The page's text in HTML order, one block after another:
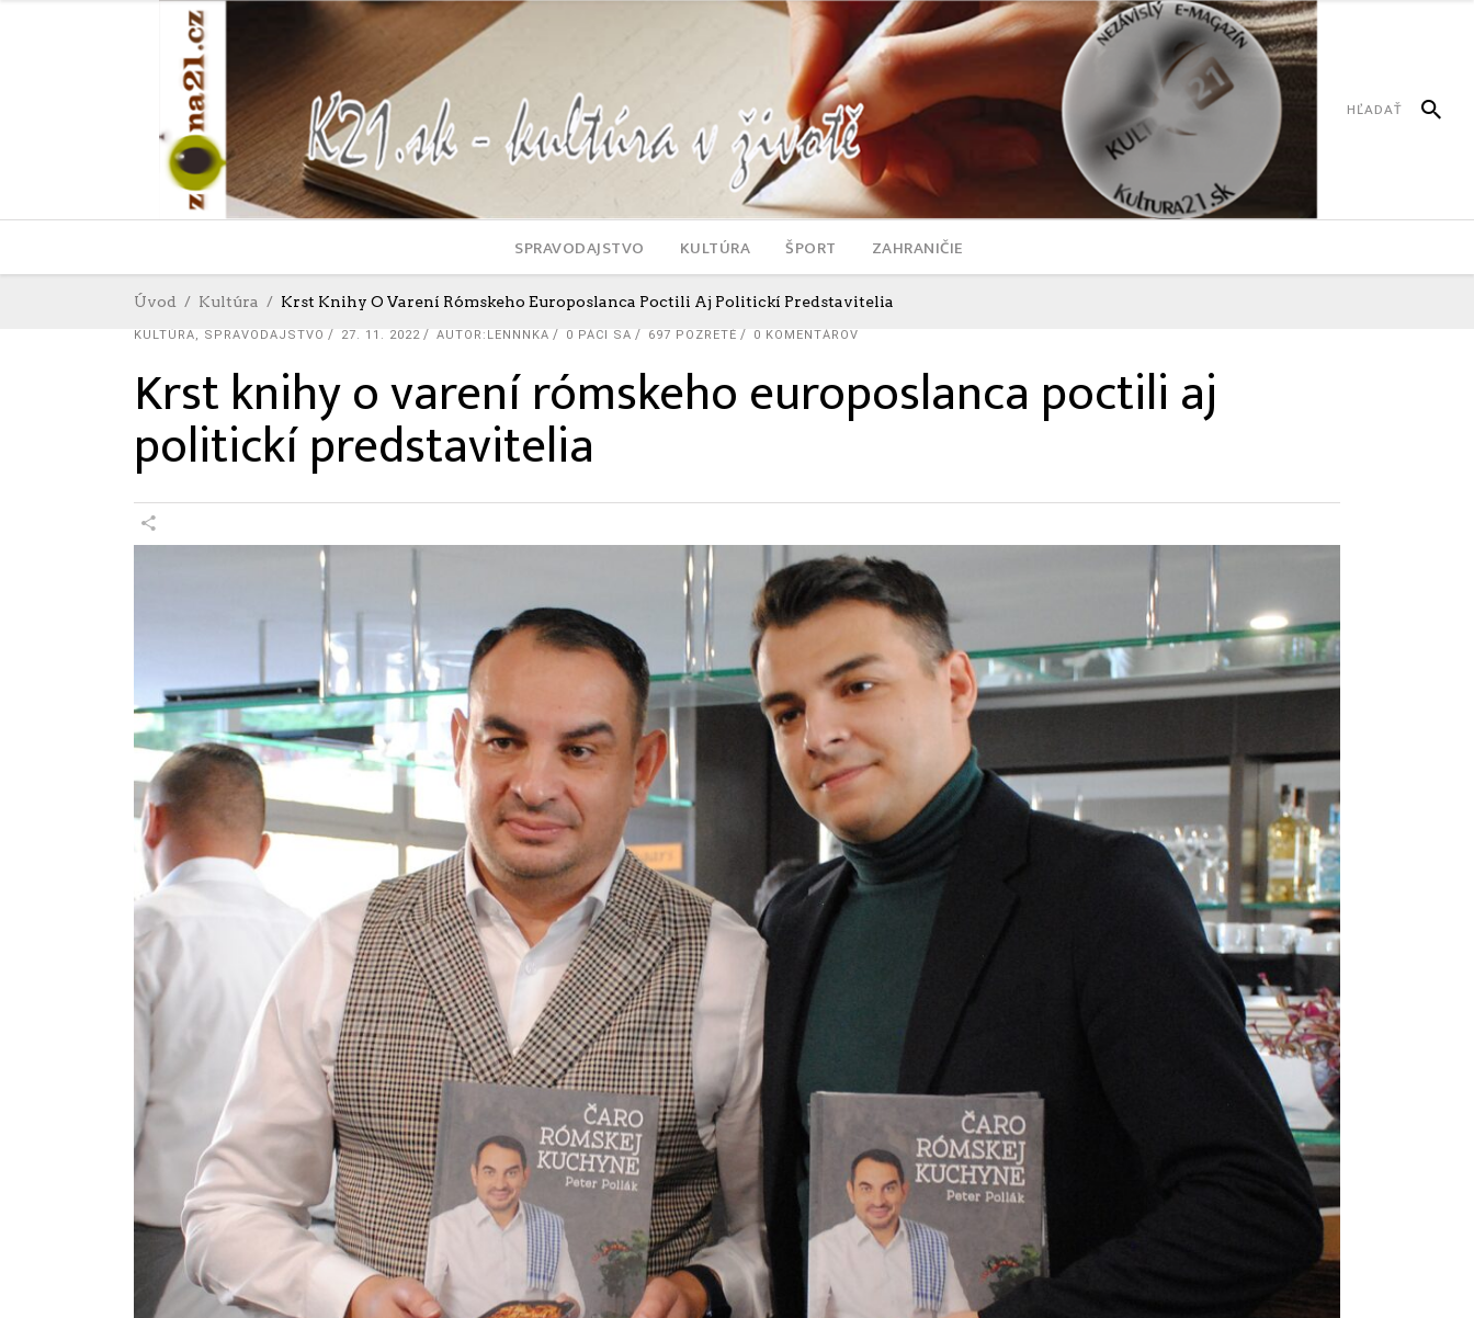
SPRAVODAJSTVO KULTÚRA ŠPORT ZAHRANIČIE
Úvod Kultúra Krst Knihy O Varení Rómskeho Europoslanca Poctili Aj Politickí Predstavitelia
KULTÚRA, SPRAVODAJSTVO 27. 11. 2022 AUTOR:LENNNKA 0 PÁČI SA 697 POZRETÉ 0 KOMENTÁROV
Krst knihy o varení rómskeho europoslanca poctili aj
politickí predstavitelia